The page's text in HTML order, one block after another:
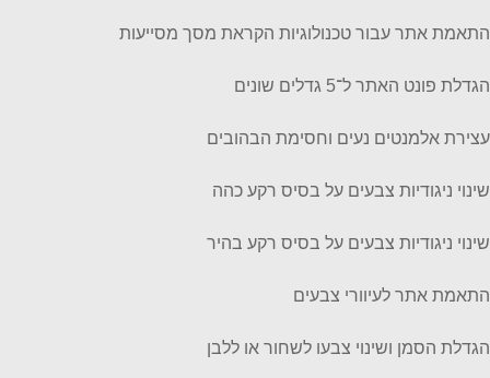
התאמת אתר עבור טכנולוגיות הקראת מסך מסייעות
הגדלת פונט האתר ל־5 גדלים שונים
עצירת אלמנטים נעים וחסימת הבהובים
שינוי ניגודיות צבעים על בסיס רקע כהה
שינוי ניגודיות צבעים על בסיס רקע בהיר
התאמת אתר לעיוורי צבעים
הגדלת הסמן ושינוי צבעו לשחור או ללבן